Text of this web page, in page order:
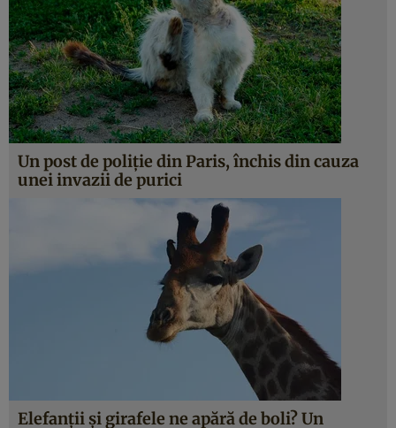
Un post de poliţie din Paris, închis din cauza
unei invazii de purici
Elefanţii şi girafele ne apără de boli? Un